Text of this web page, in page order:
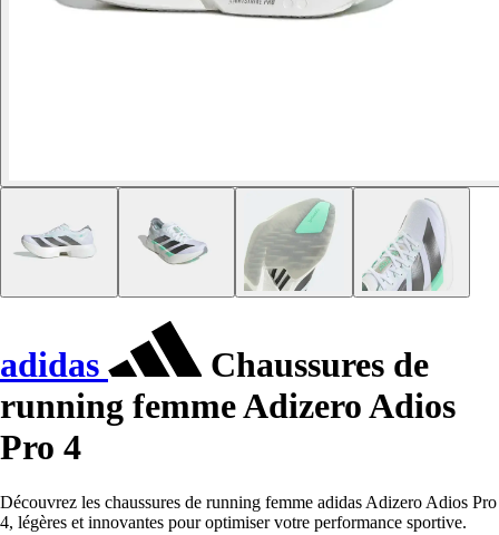
adidas
Chaussures de
running femme Adizero Adios
Pro 4
Découvrez les chaussures de running femme adidas Adizero Adios Pro
4, légères et innovantes pour optimiser votre performance sportive.